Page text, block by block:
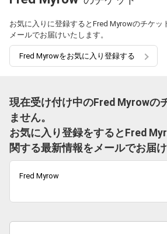
お気に入りに登録するとFred Myrowのチケッ
メールでお届けいたします。
Fred Myrowをお気に入り登録する
現在受け付け中のFred Myrowの
ません。
お気に入り登録をするとFred
関する最新情報をメールでお届け
Fred Myrow